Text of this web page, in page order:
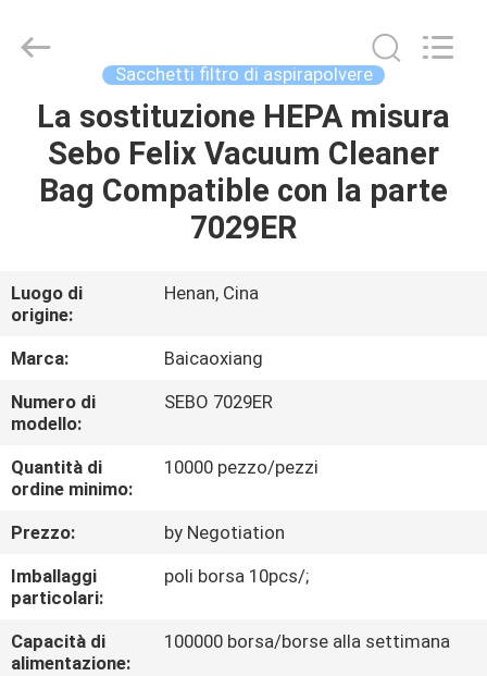
CASA
PRODOTTI
NOI
GIRO
DELLA
FABBRICA
CONTROLLO
DI
QUALITÀ
CONTATTICI
Reserved.
Sacchetti filtro di aspirapolvere
La sostituzione HEPA misura
Sebo Felix Vacuum Cleaner
Bag Compatible con la parte
7029ER
Luogo di
origine:
Henan, Cina
Marca:
Baicaoxiang
Numero di
modello:
SEBO 7029ER
Quantità di
ordine minimo:
10000 pezzo/pezzi
Prezzo:
by Negotiation
Imballaggi
particolari:
poli borsa 10pcs/;
Capacità di
alimentazione:
100000 borsa/borse alla settimana